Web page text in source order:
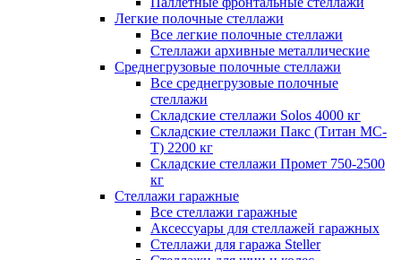
Легкие полочные стеллажи
Все легкие полочные стеллажи
Стеллажи архивные металлические
Среднегрузовые полочные стеллажи
Все среднегрузовые полочные
стеллажи
Складские стеллажи Solos 4000 кг
Складские стеллажи Пакс (Титан МС-
Т) 2200 кг
Складские стеллажи Промет 750-2500
кг
Стеллажи гаражные
Все стеллажи гаражные
Аксессуары для стеллажей гаражных
Стеллажи для гаража Steller